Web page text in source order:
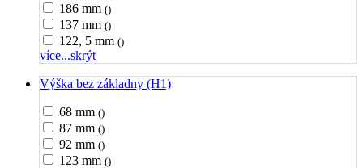
186 mm ()
137 mm ()
122, 5 mm ()
více...skrýt
Výška bez základny (H1)
68 mm ()
87 mm ()
92 mm ()
123 mm ()